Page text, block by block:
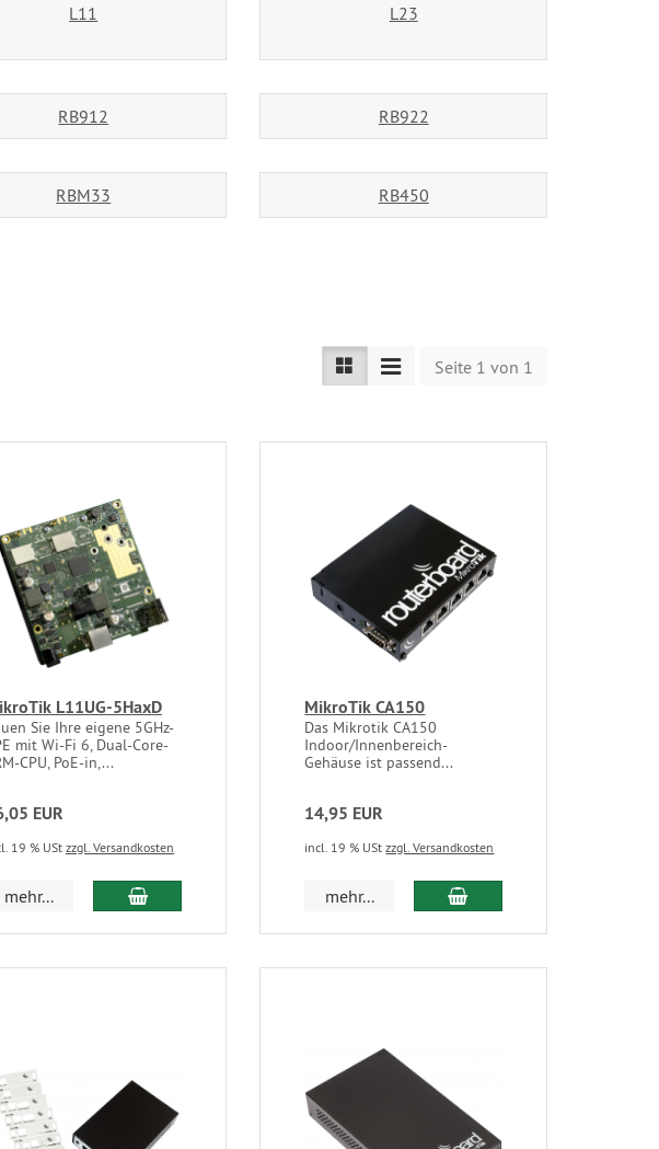
L11 L23
RB912 RB922
RBM33 RB450
Seite 1 von 1
L11UG-5HaxD
Sie Ihre eigene 5GHz-
mit Wi-Fi 6, Dual-Core-
CPU, PoE-in,...
EUR
19 % USt zzgl. Versandkosten
mehr...
MikroTik CA150
Das Mikrotik CA150
Indoor/Innenbereich-
Gehäuse ist passend...
14,95 EUR
incl. 19 % UStzzgl. Versandkosten
mehr...